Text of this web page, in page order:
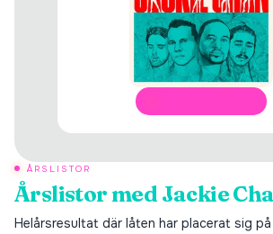
ÅRSLISTOR
Årslistor medJackie
Helårsresultat där låten har placerat sig